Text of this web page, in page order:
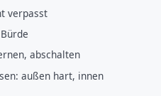
verpasst
abschalten
außen hart, innen